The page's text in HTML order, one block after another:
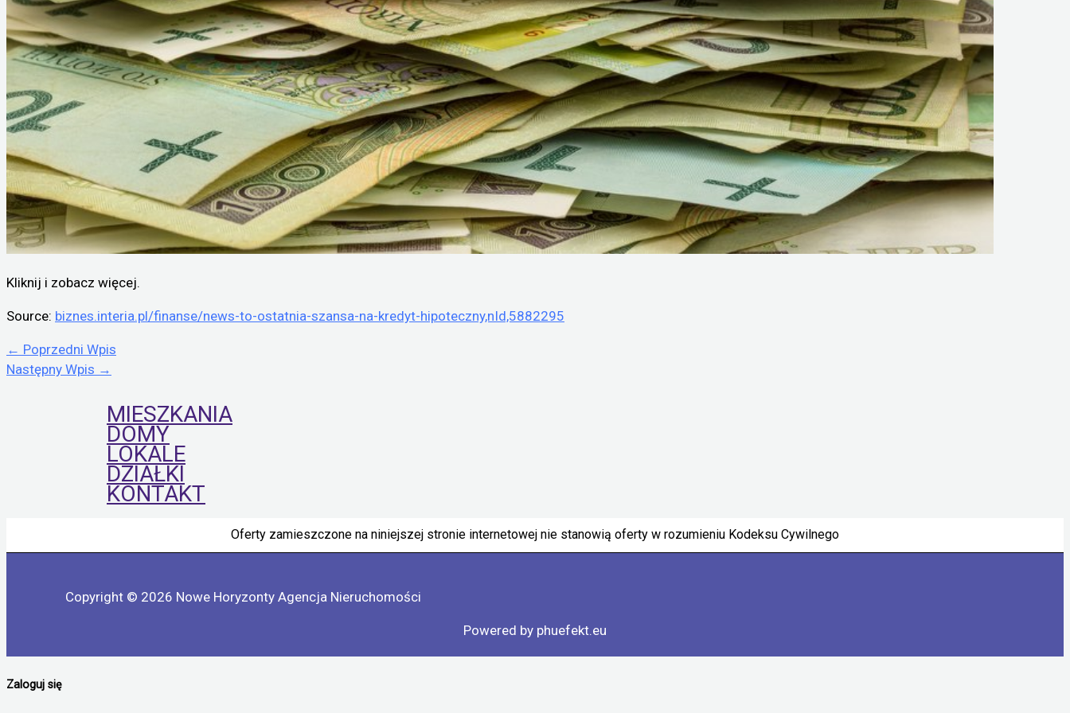
Kliknij i zobacz więcej.
Source: biznes.interia.pl/finanse/news-to-ostatnia-szansa-na-kredyt-hipoteczny,nId,5882295
← Poprzedni Wpis
Następny Wpis →
MIESZKANIA
DOMY
LOKALE
DZIAŁKI
KONTAKT
Oferty zamieszczone na niniejszej stronie internetowej nie stanowią oferty w rozumieniu Kodeksu Cywilnego
Copyright © 2026 Nowe Horyzonty Agencja Nieruchomości
Powered by phuefekt.eu
Zaloguj się